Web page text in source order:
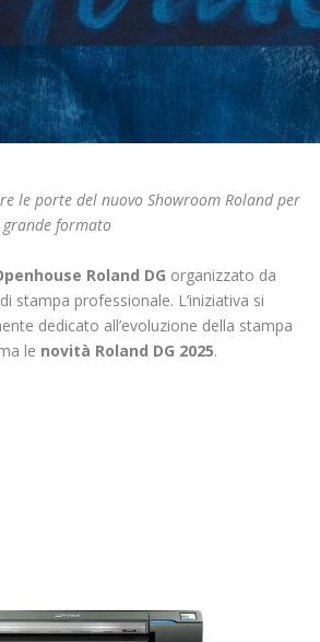
le porte del nuovo Showroom Roland per
formato
Roland DG organizzato da
stampa professionale. L’iniziativa si
dedicato all’evoluzione della stampa
le novità Roland DG 2025.